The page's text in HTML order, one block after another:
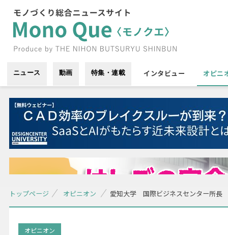
ニュース 動画 特集・連載 インタビュー オピニ
トップページ オピニオン 愛知大学 国際ビジネスセンター所
オピニオン